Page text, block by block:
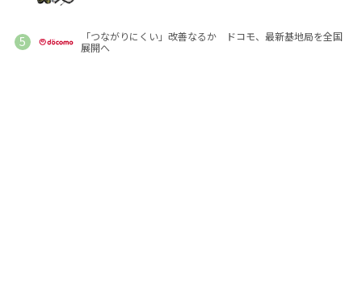
「つながりにくい」改善なるか ドコモ、最新基地局を全国
展開へ